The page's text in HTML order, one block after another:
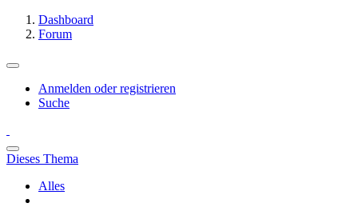
Dashboard
Forum
Anmelden oder registrieren
Suche
Dieses Thema
Alles